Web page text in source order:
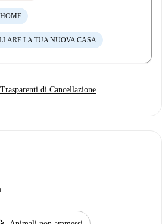
LA TUA NUOVA CASA
di Cancellazione